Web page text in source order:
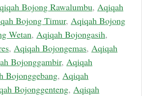
Bojong Rawalumbu, Aqiqah
Bojong Timur, Aqiqah Bojong
Wetan, Aqiqah Bojongasih,
, Aqiqah Bojongemas, Aqiqah
Bojonggambir, Aqiqah
Bojonggebang, Aqiqah
Bojonggenteng, Aqiqah